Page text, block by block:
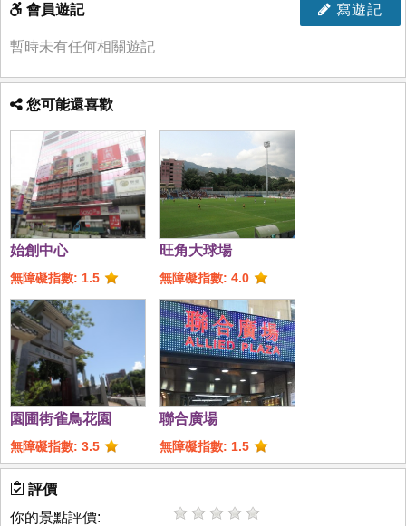
寫遊記
會員遊記
暫時未有任何相關遊記
您可能還喜歡
始創中心
無障礙指數: 1.5
旺角大球場
無障礙指數: 4.0
園圃街雀鳥花園
無障礙指數: 3.5
聯合廣場
無障礙指數: 1.5
評價
你的景點評價: